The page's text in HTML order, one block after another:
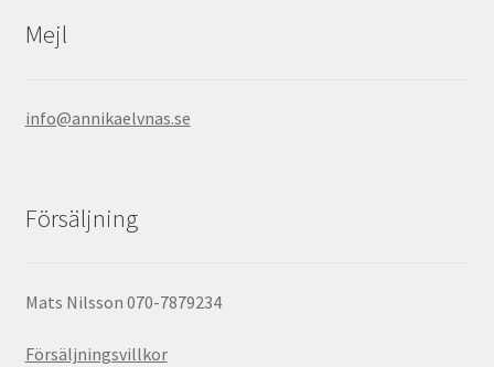
Mejl
info@annikaelvnas.se
Försäljning
Mats Nilsson 070-7879234
Försäljningsvillkor